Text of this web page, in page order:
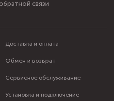
Доставка и оплата
Обмен и возврат
Сервисное обслуживание
Установка и подключение
связи